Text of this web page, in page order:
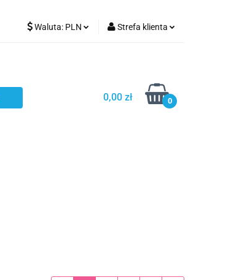
Waluta: PLN Strefa klienta
Dodaj zgłoszenie
0,00 zł 0
Karmienie